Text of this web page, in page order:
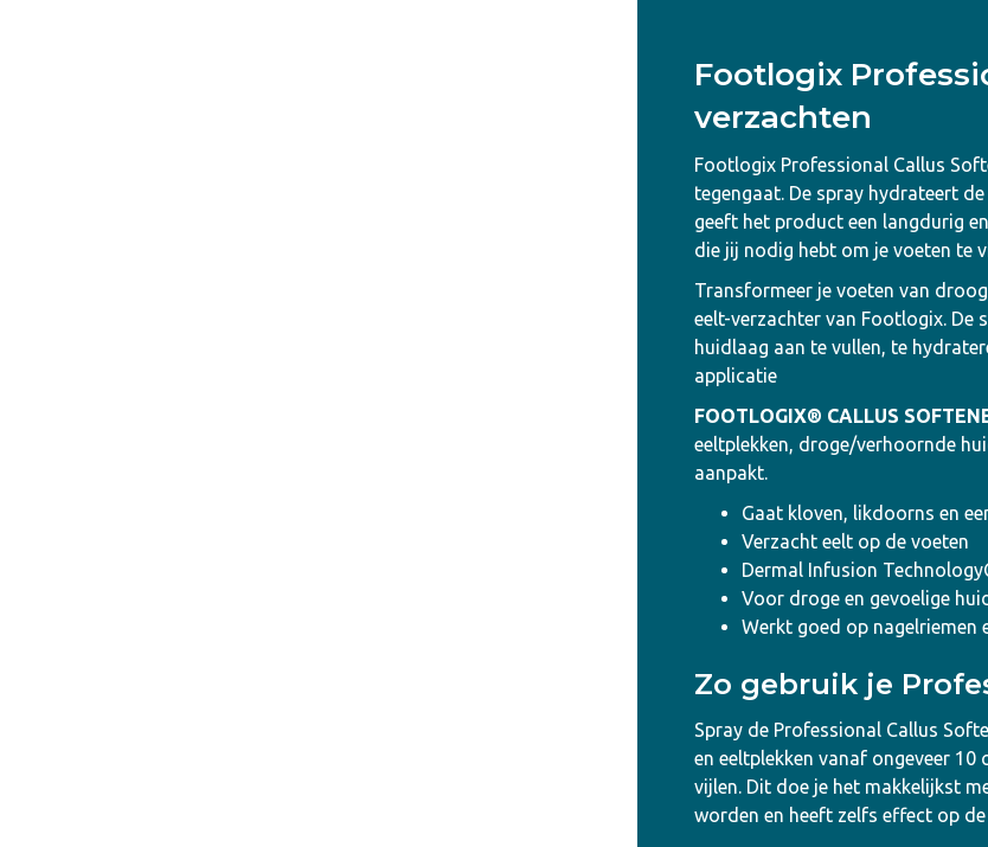
Footlogix
verzachten
Footlogix Professional Callus
tegengaat. De spray hydrateert
geeft het product een langdurig
die jij nodig hebt om je voeten te
Transformeer je voeten van
eelt-verzachter van Footlogix. De
huidlaag aan te vullen, te
applicatie
FOOTLOGIX® CALLUS
eeltplekken, droge/verhoornde
aanpakt.
Gaat kloven, likdoorns en
Verzacht eelt op de voeten
Dermal Infusion
Voor droge en gevoelige huid
Werkt goed op nagelriemen
Zo gebruik je
Spray de Professional Callus
en eeltplekken vanaf ongeveer
vijlen. Dit doe je het makkelijkst
worden en heeft zelfs effect op